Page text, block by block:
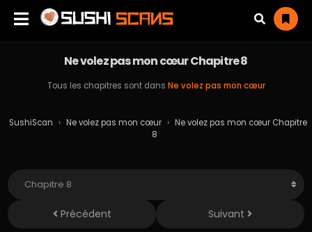
Ne volez pas mon cœur Chapitre 8
Tous les chapitres sont dans Ne volez pas mon cœur
SushiScan › Ne volez pas mon cœur › Ne volez pas mon cœur Chapitre
8
Précédent Suivant